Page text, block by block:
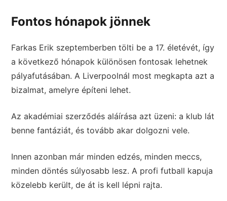
Fontos hónapok jönnek
Farkas Erik szeptemberben tölti be a 17. életévét, így
a következő hónapok különösen fontosak lehetnek
pályafutásában. A Liverpoolnál most megkapta azt a
bizalmat, amelyre építeni lehet.
Az akadémiai szerződés aláírása azt üzeni: a klub lát
benne fantáziát, és tovább akar dolgozni vele.
Innen azonban már minden edzés, minden meccs,
minden döntés súlyosabb lesz. A profi futball kapuja
közelebb került, de át is kell lépni rajta.